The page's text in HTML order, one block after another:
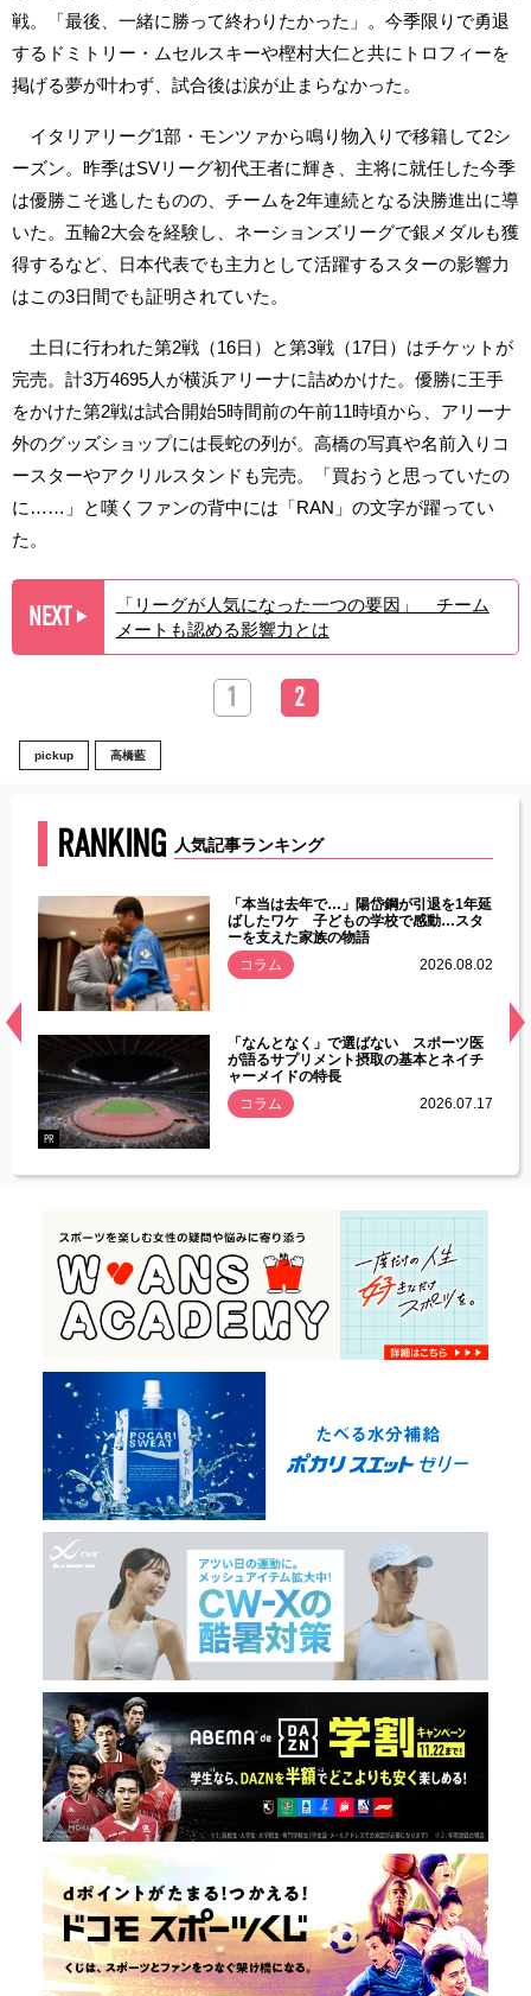
戦。「最後、一緒に勝って終わりたかった」。今季限りで勇退
するドミトリー・ムセルスキーや樫村大仁と共にトロフィーを
掲げる夢が叶わず、試合後は涙が止まらなかった。
イタリアリーグ1部・モンツァから鳴り物入りで移籍して2シ
ーズン。昨季はSVリーグ初代王者に輝き、主将に就任した今季
は優勝こそ逃したものの、チームを2年連続となる決勝進出に導
いた。五輪2大会を経験し、ネーションズリーグで銀メダルも獲
得するなど、日本代表でも主力として活躍するスターの影響力
はこの3日間でも証明されていた。
土日に行われた第2戦（16日）と第3戦（17日）はチケットが
完売。計3万4695人が横浜アリーナに詰めかけた。優勝に王手
をかけた第2戦は試合開始5時間前の午前11時頃から、アリーナ
外のグッズショップには長蛇の列が。高橋の写真や名前入りコ
ースターやアクリルスタンドも完売。「買おうと思っていたの
に……」と嘆くファンの背中には「RAN」の文字が躍ってい
た。
NEXT ▶︎
「リーグが人気になった一つの要因」 チーム
メートも認める影響力とは
1 2
pickup 高橋藍
RANKING 人気記事ランキング
常
「本当は去年で…」陽岱鋼が引退を1年延
ばしたワケ 子どもの学校で感動…スタ
ーを支えた家族の物語
コラム
2026.08.02
PR
「なんとなく」で選ばない スポーツ医
が語るサプリメント摂取の基本とネイチ
ャーメイドの特長
コラム
2026.07.17